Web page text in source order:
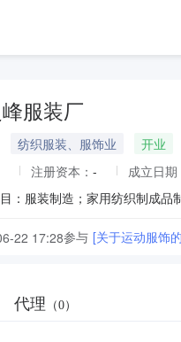
服装厂
纺织服装、服饰业
开业
注册资本： - 成立日期
22 17:28参与 [关于运动服饰
代理 （0）